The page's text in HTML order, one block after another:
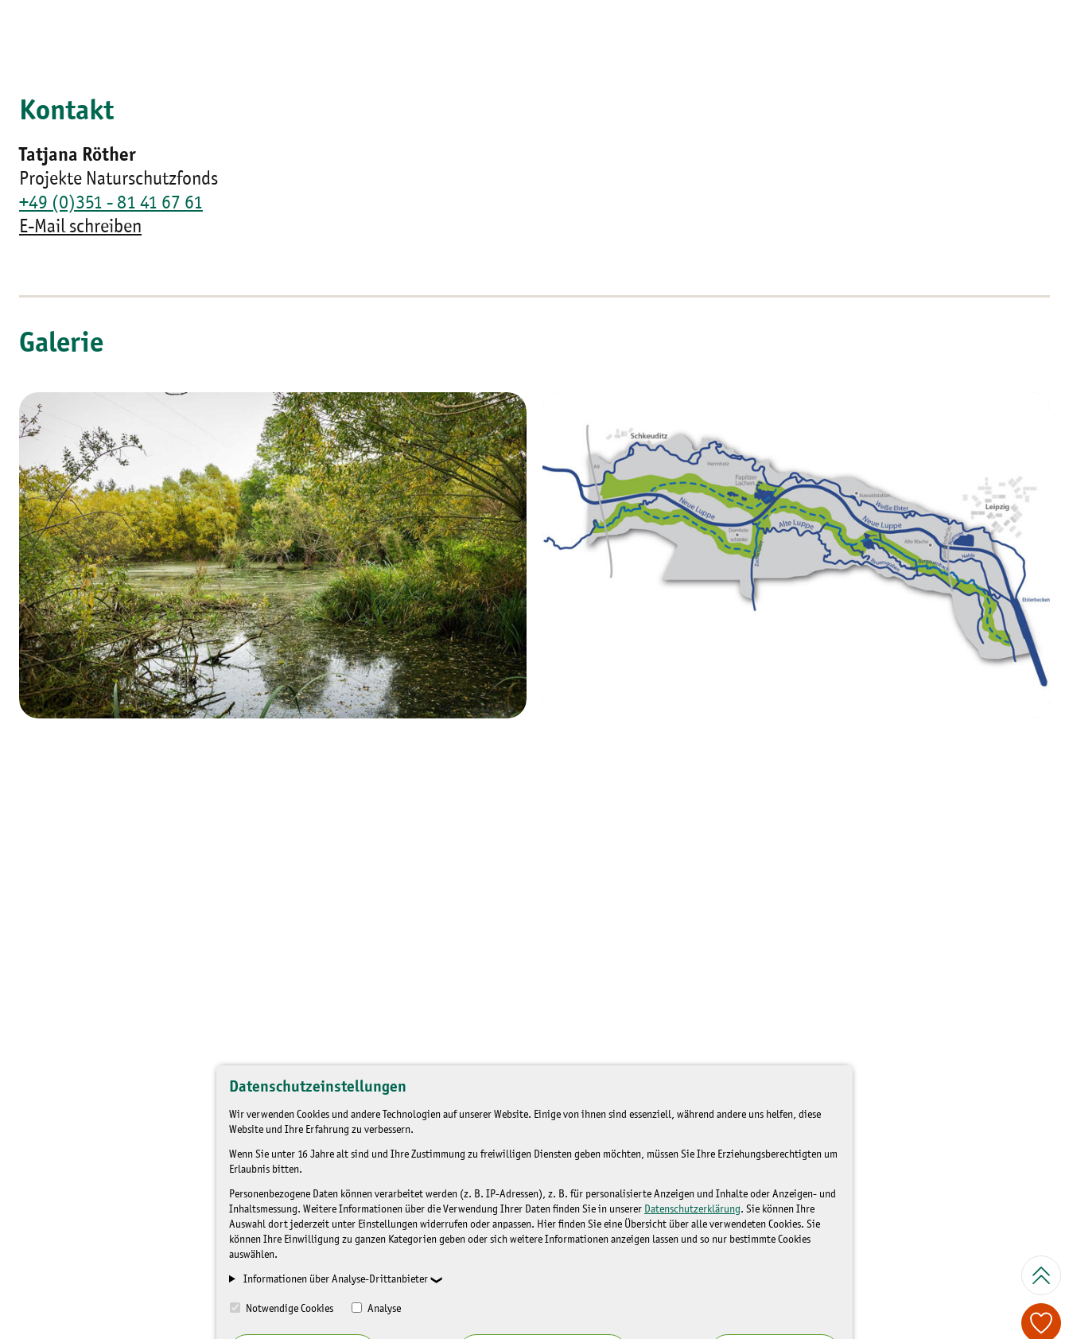
Datenschutzeinstellungen
Wir verwenden Cookies und andere Technologien auf unserer Website. Einige von ihnen sind essenziell, während andere uns helfen, diese
Website und Ihre Erfahrung zu verbessern.
Wenn Sie unter 16 Jahre alt sind und Ihre Zustimmung zu freiwilligen Diensten geben möchten, müssen Sie Ihre Erziehungsberechtigten um
Erlaubnis bitten.
Personenbezogene Daten können verarbeitet werden (z. B. IP-Adressen), z. B. für personalisierte Anzeigen und Inhalte oder Anzeigen- und
Inhaltsmessung. Weitere Informationen über die Verwendung Ihrer Daten finden Sie in unserer Datenschutzerklärung. Sie können Ihre
Auswahl dort jederzeit unter Einstellungen widerrufen oder anpassen. Hier finden Sie eine Übersicht über alle verwendeten Cookies. Sie
können Ihre Einwilligung zu ganzen Kategorien geben oder sich weitere Informationen anzeigen lassen und so nur bestimmte Cookies
auswählen.
Informationen über Analyse-Drittanbieter
Notwendige Cookies Analyse
Kontakt
Tatjana Röther
Projekte Naturschutzfonds
+49 (0)351 - 81 41 67 61
E-Mail schreiben
Galerie
Spenden Sie